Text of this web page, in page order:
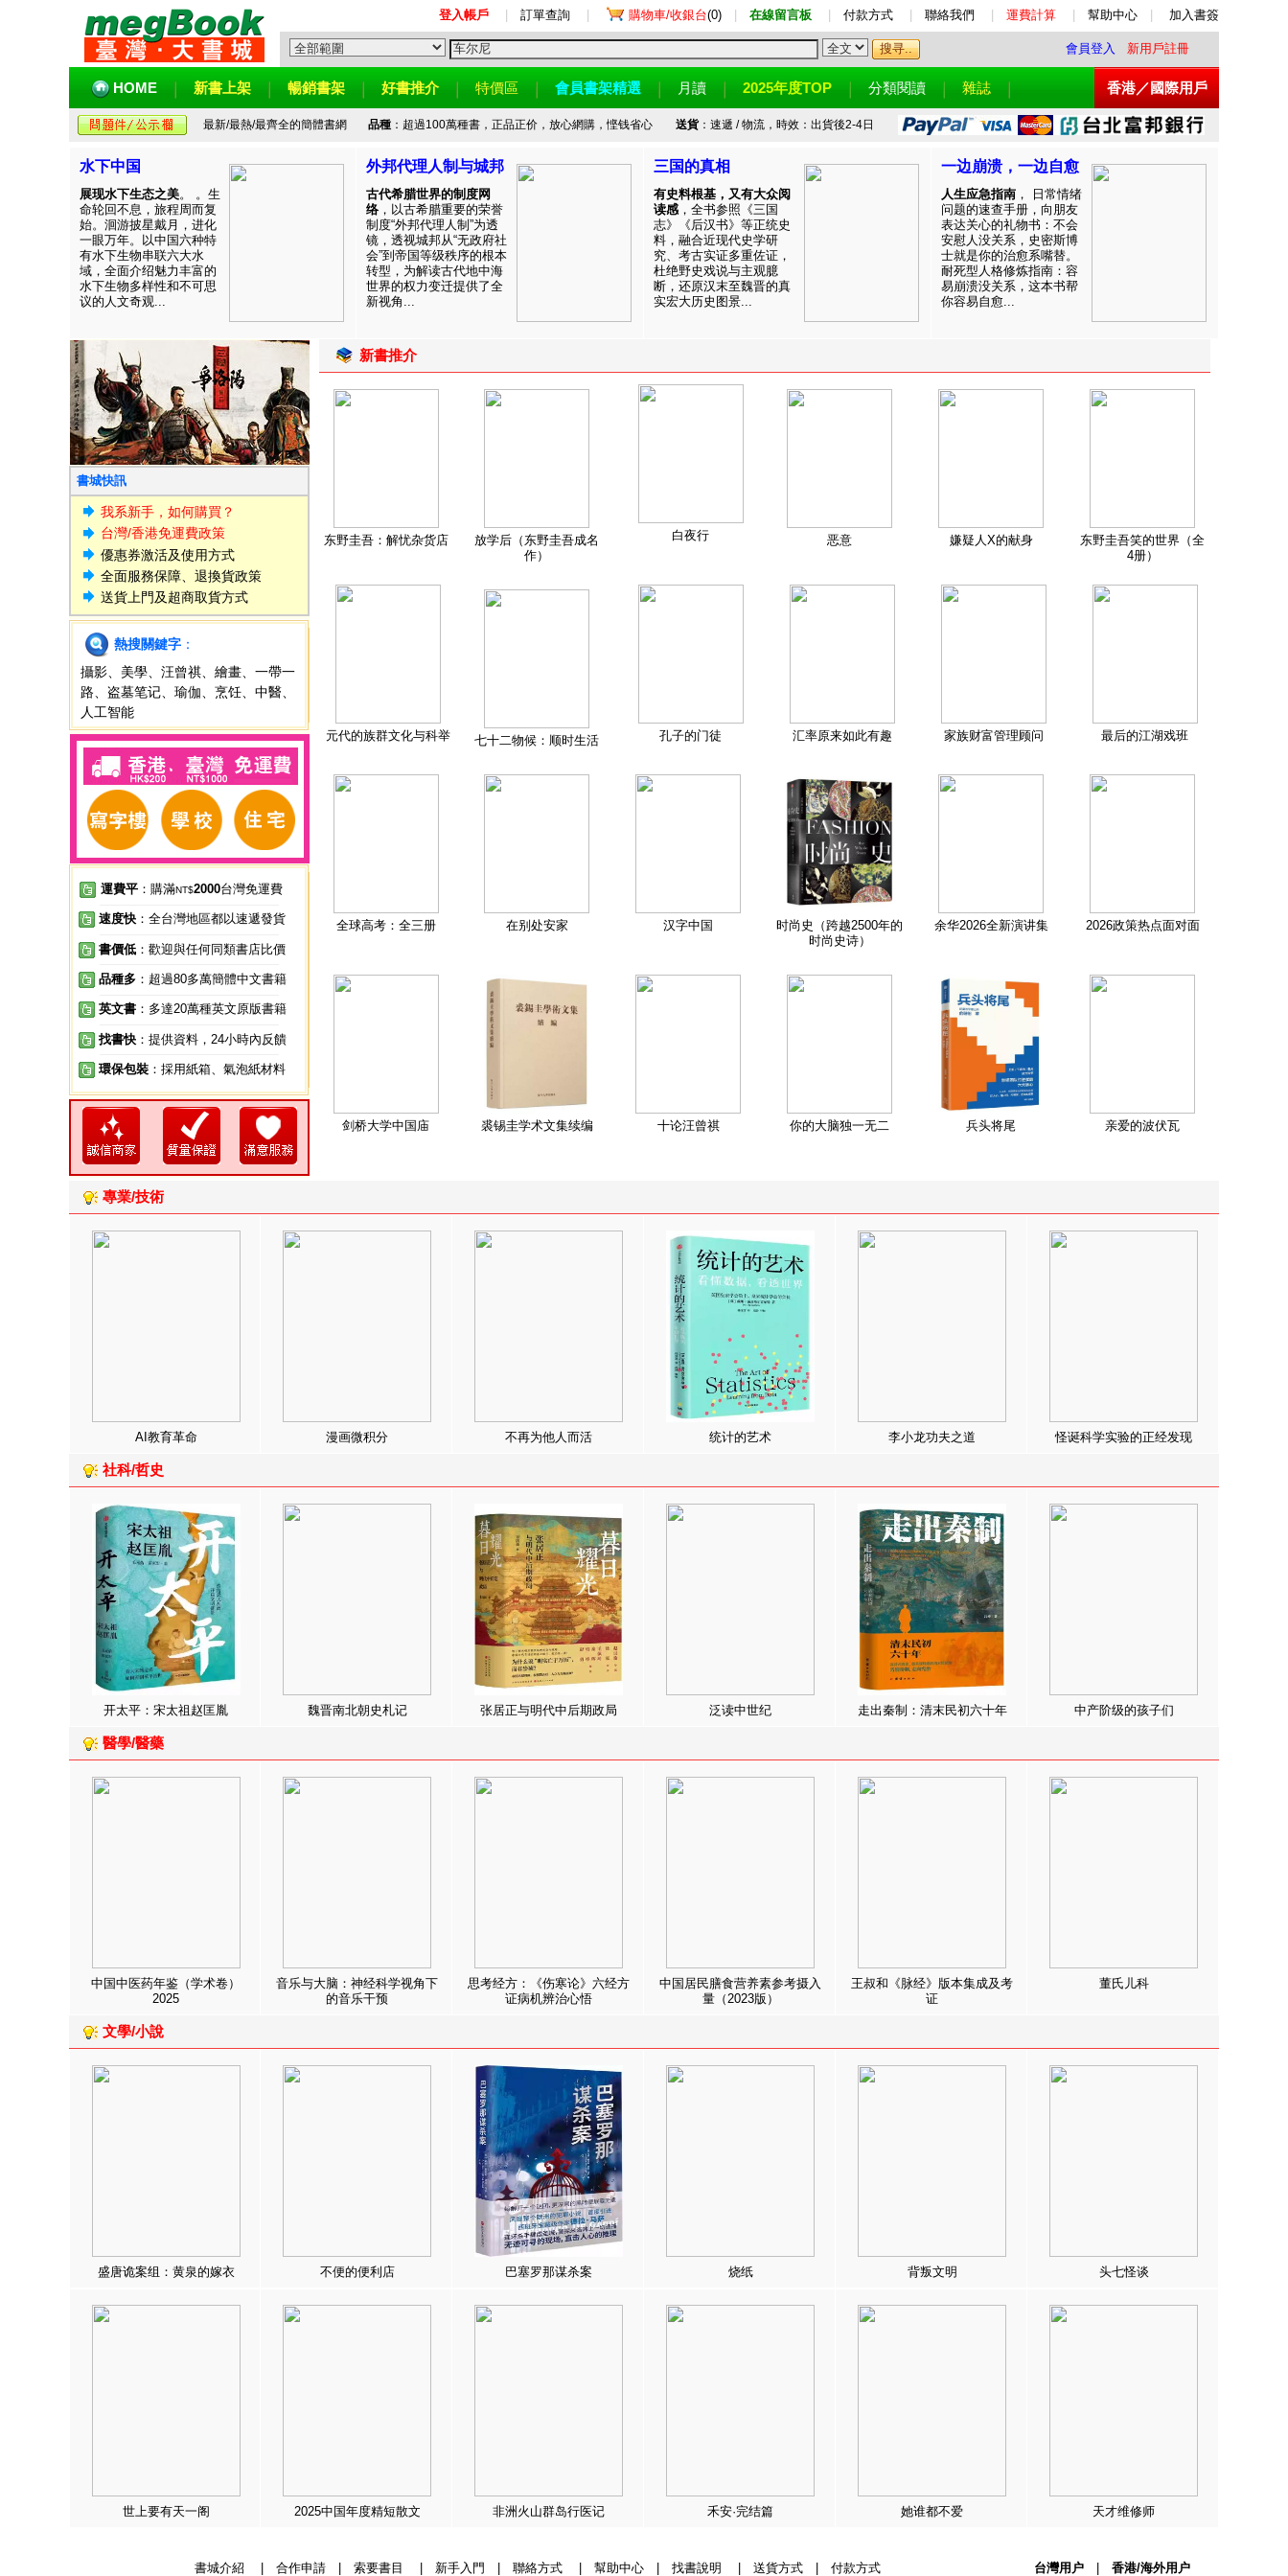
登入帳戶 訂單查詢 購物車/收銀台(0) 在線留言板 付款方式 聯絡我們 運費計算 幫助中心 加入書簽
會員登入 新用戶註冊
HOME 新書上架 暢銷書架 好書推介 特價區 會員書架精選 月讀 2025年度TOP 分類閱讀 雜誌 香港／國際用戶
最新/最熱/最齊全的簡體書網 品種：超過100萬種書，正品正价，放心網購，悭钱省心 送貨：速遞 / 物流，時效：出貨後2-4日
水下中国
展现水下生态之美。 。生
命轮回不息，旅程周而复
始。洄游披星戴月，进化
一眼万年。以中国六种特
有水下生物串联六大水
域，全面介绍魅力丰富的
水下生物多样性和不可思
议的人文奇观...
外邦代理人制与城邦
古代希腊世界的制度网
络 ，以古希腊重要的荣誉
制度“外邦代理人制”为透
镜，透视城邦从“无政府社
会”到帝国等级秩序的根本
转型，为解读古代地中海
世界的权力变迁提供了全
新视角...
三国的真相
有史料根基，又有大众阅
读感 ，全书参照《三国
志》《后汉书》等正统史
料，融合近现代史学研
究、考古实证多重佐证，
杜绝野史戏说与主观臆
断，还原汉末至魏晋的真
实宏大历史图景...
一边崩溃，一边自愈
人生应急指南 ， 日常情绪
问题的速查手册，向朋友
表达关心的礼物书：不会
安慰人没关系，史密斯博
士就是你的治愈系嘴替。
耐死型人格修炼指南：容
易崩溃没关系，这本书帮
你容易自愈...
書城快訊
我系新手，如何購買？
台灣/香港免運費政策
優惠券激活及使用方式
全面服務保障、退換貨政策
送貨上門及超商取貨方式
熱搜關鍵字 ：
攝影
美學 汪曾祺 繪畫
一帶一
路
盗墓笔记 瑜伽 烹饪 中醫
人工智能
運費平 ：購滿NT$2000台灣免運費
速度快 ：全台灣地區都以速遞發貨
書價低 ：歡迎與任何同類書店比價
品種多 ：超過80多萬簡體中文書籍
英文書 ：多達20萬種英文原版書籍
找書快 ：提供資料，24小時內反饋
環保包裝 ：採用紙箱、氣泡紙材料
新書推介
东野圭吾：解忧杂货店
放学后（东野圭吾成名
作）
白夜行 恶意 嫌疑人X的献身
东野圭吾笑的世界（全
4册）
元代的族群文化与科举 七十二物候：顺时生活 孔子的门徒 汇率原来如此有趣 家族财富管理顾问 最后的江湖戏班
全球高考：全三册 在别处安家 汉字中国
时尚史（跨越2500年的
时尚史诗）
余华2026全新演讲集 2026政策热点面对面
剑桥大学中国庙 裘锡圭学术文集续编 十论汪曾祺 你的大脑独一无二 兵头将尾 亲爱的波伏瓦
專業/技術
AI教育革命 漫画微积分 不再为他人而活 统计的艺术 李小龙功夫之道 怪诞科学实验的正经发现
社科/哲史
开太平：宋太祖赵匡胤 魏晋南北朝史札记 张居正与明代中后期政局 泛读中世纪 走出秦制：清末民初六十年 中产阶级的孩子们
醫學/醫藥
中国中医药年鉴（学术卷）
2025
音乐与大脑：神经科学视角下
的音乐干预
思考经方：《伤寒论》六经方
证病机辨治心悟
中国居民膳食营养素参考摄入
量（2023版）
王叔和《脉经》版本集成及考
证
董氏儿科
文學/小說
盛唐诡案组：黄泉的嫁衣 不便的便利店 巴塞罗那谋杀案 烧纸 背叛文明 头七怪谈
世上要有天一阁 2025中国年度精短散文 非洲火山群岛行医记 禾安·完结篇 她谁都不爱 天才维修师
書城介紹 合作申請| 索要書目 新手入門 聯絡方式| 幫助中心| 找書說明 送貨方式| 付款方式 台灣用户 香港/海外用户